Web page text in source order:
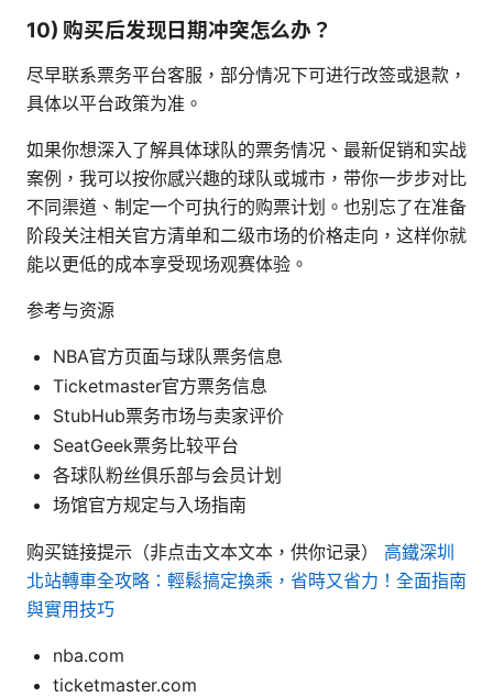
10) 购买后发现日期冲突怎么办？
尽早联系票务平台客服，部分情况下可进行改签或退款，
具体以平台政策为准。
如果你想深入了解具体球队的票务情况、最新促销和实战
案例，我可以按你感兴趣的球队或城市，带你一步步对比
不同渠道、制定一个可执行的购票计划。也别忘了在准备
阶段关注相关官方清单和二级市场的价格走向，这样你就
能以更低的成本享受现场观赛体验。
参考与资源
NBA官方页面与球队票务信息
Ticketmaster官方票务信息
StubHub票务市场与卖家评价
SeatGeek票务比较平台
各球队粉丝俱乐部与会员计划
场馆官方规定与入场指南
购买链接提示（非点击文本文本，供你记录） 高鐵深圳
北站轉車全攻略：輕鬆搞定換乘，省時又省力！全面指南
與實用技巧
nba.com
ticketmaster.com